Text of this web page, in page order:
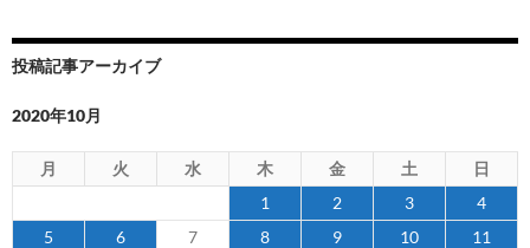
投稿記事アーカイブ
2020年10月
月 火 水 木 金 土
日
1
2 3
4
5
6 7 8 9 10
11